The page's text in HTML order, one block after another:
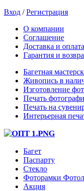
Вход /Регистрация
О компании
Соглашение
Доставка и оплата
Гарантия и
Багетная
Живопись в
Изготовление
Печать
Печать на
Интерьерная
Багет
Паспарту
Стекло
Фоторамки
Акция